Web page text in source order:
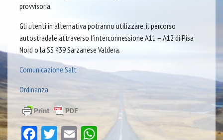
provvisoria.
Gli utenti in alternativa potranno utilizzare, il percorso
autostradale attraverso l’interconnessione A11 – A12 di Pisa
Nord o la SS 439 Sarzanese Valdera.
Comunicazione Salt
Ordinanza
Facebook
Twitter
EmailWhatsApp